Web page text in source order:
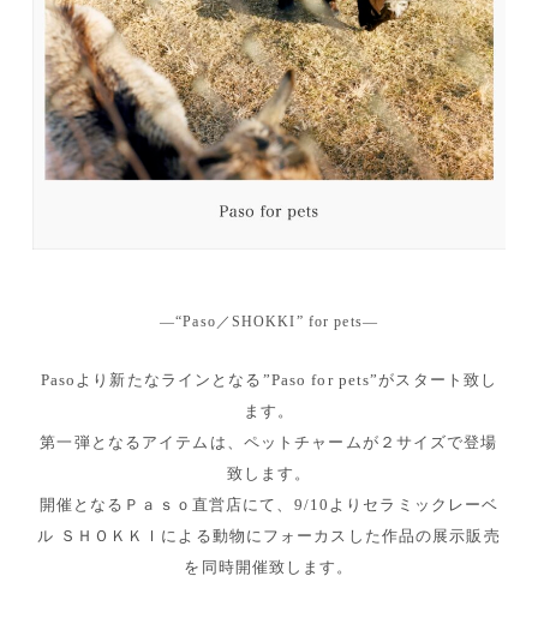
—“Paso／SHOKKI” for pets—
Pasoより新たなラインとなる”Paso for pets”がスタート致し
ます。
第一弾となるアイテムは、ペットチャームが２サイズで登場
致します。
開催となるＰａｓｏ直営店にて、9/10よりセラミックレーベ
ル ＳＨＯＫＫＩによる動物にフォーカスした作品の展示販売
を同時開催致します。